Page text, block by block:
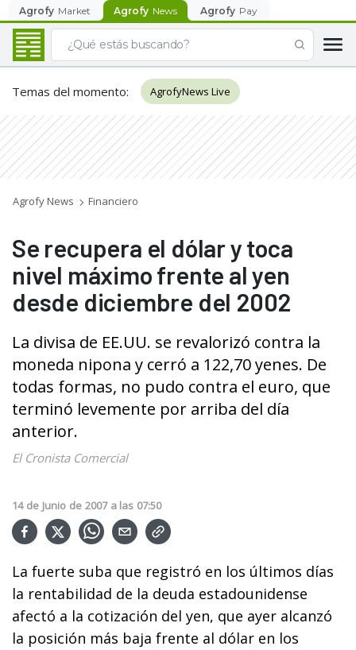
Agrofy Market Agrofy News Agrofy Pay
Temas del momento: AgrofyNews Live
Agrofy News Financiero
Se recupera el dólar y toca
nivel máximo frente al yen
desde diciembre del 2002
La divisa de EE.UU. se revalorizó contra la
moneda nipona y cerró a 122,70 yenes. De
todas formas, no pudo contra el euro, que
terminó levemente por arriba del día
anterior.
El Cronista Comercial
14 de Junio de 2007 a las 07:50
La fuerte suba que registró en los últimos días
la rentabilidad de la deuda estadounidense
afectó a la cotización del yen, que ayer alcanzó
la posición más baja frente al dólar en los